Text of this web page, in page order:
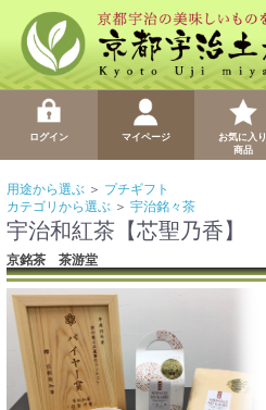
ログイン マイページ
お気に入り
商品
用途から選ぶ ＞ プチギフト
カテゴリから選ぶ ＞ 宇治銘々茶
宇治和紅茶【芯聖乃香】
京銘茶 茶游堂